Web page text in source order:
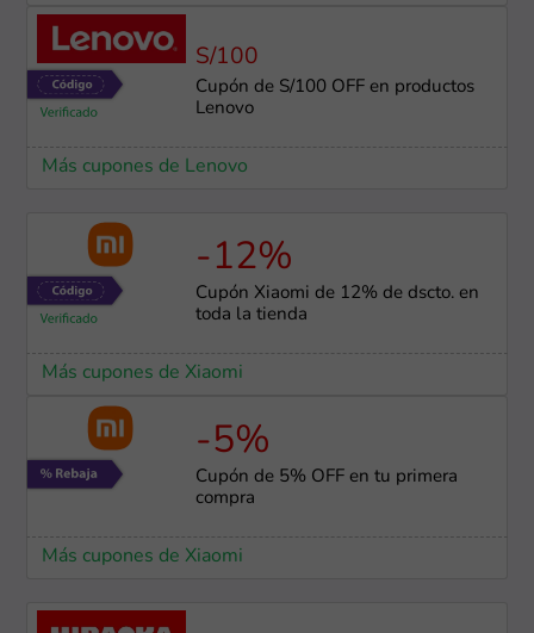
S/100
Cupón de S/100 OFF en productos
Lenovo
Más cupones de Lenovo
-12%
Cupón Xiaomi de 12% de dscto. en
toda la tienda
Más cupones de Xiaomi
-5%
Cupón de 5% OFF en tu primera
compra
Más cupones de Xiaomi